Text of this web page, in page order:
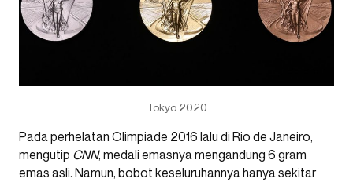
Tokyo 2020
Pada perhelatan Olimpiade 2016 lalu di Rio de Janeiro,
mengutip CNN, medali emasnya mengandung 6 gram
emas asli. Namun, bobot keseluruhannya hanya sekitar